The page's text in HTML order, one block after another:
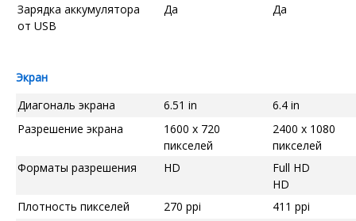
Зарядка аккумулятора
от USB
Да Да
Экран
Диагональ экрана
6.51 in
6.4 in
Разрешение экрана
1600 x 720
пикселей
2400 x 1080
пикселей
Форматы разрешения
HD
Full HD
HD
Плотность пикселей
270 ppi
411 ppi